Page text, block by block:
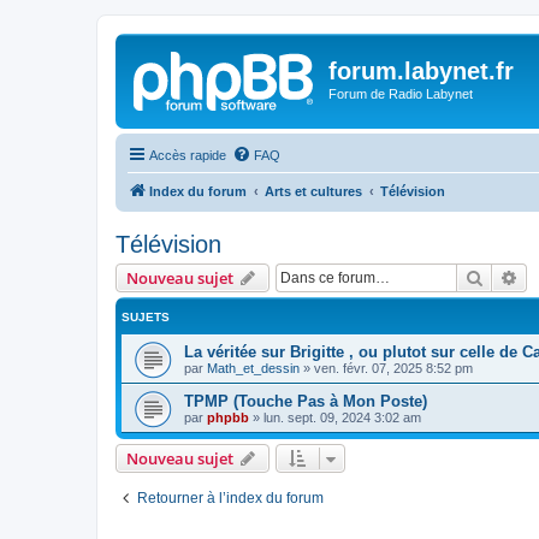
forum.labynet.fr
Forum de Radio Labynet
Accès rapide FAQ
Index du forum Arts et cultures Télévision
Télévision
Nouveau sujet
SUJETS
La véritée sur Brigitte , ou plutot sur celle de
par Math_et_dessin » ven. févr. 07, 2025 8:52 pm
TPMP (Touche Pas à Mon Poste)
par phpbb » lun. sept. 09, 2024 3:02 am
Nouveau sujet
Retourner à l’index du forum